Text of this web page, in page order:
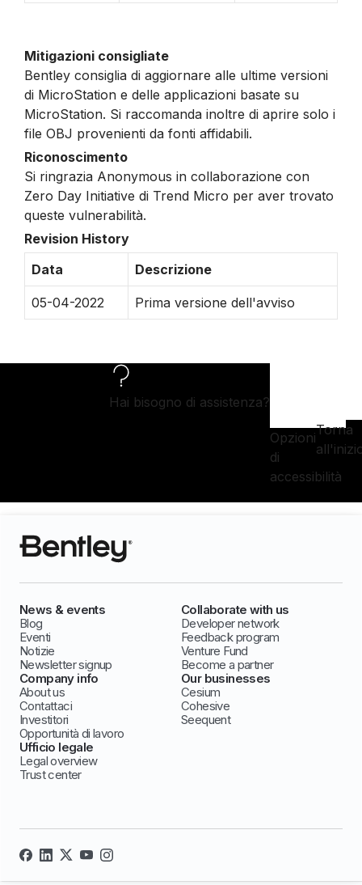
Mitigazioni consigliate
Bentley consiglia di aggiornare alle ultime versioni
di MicroStation e delle applicazioni basate su
MicroStation. Si raccomanda inoltre di aprire solo i
file OBJ provenienti da fonti affidabili.
Riconoscimento
Si ringrazia Anonymous in collaborazione con
Zero Day Initiative di Trend Micro per aver trovato
queste vulnerabilità.
Revision History
Data
Descrizione
05-04-2022 Prima versione dell'avviso
Hai bisogno di assistenza?
Opzioni
di
accessibilità
Torna
News & events
Blog
Eventi
Notizie
Newsletter signup
Collaborate with us
Developer network
Feedback program
Venture Fund
Become a partner
Company info
About us
Contattaci
Investitori
Opportunità di lavoro
Our businesses
Cesium
Cohesive
Seequent
Ufficio legale
Legal overview
Trust center